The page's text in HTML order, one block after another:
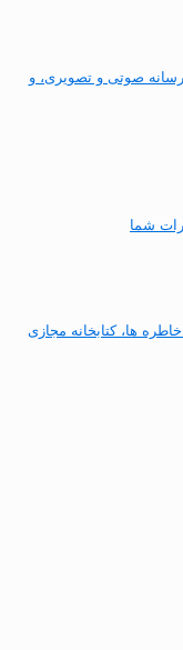
رسانه صوتی و تصویری، و